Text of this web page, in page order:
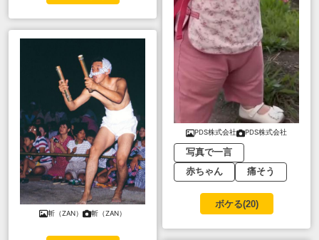
斬（ZAN） 斬（ZAN）
PDS株式会社 PDS株式会社
写真で一言
赤ちゃん
痛そう
ボケる(20)